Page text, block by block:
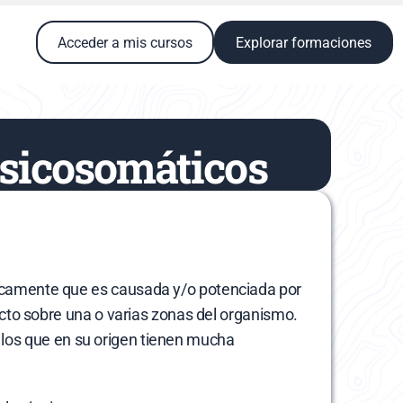
Acceder a mis cursos Explorar formaciones
que es causada y/o potenciada por
sobre una o varias zonas del organismo.
que en su origen tienen mucha